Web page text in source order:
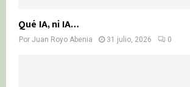
Qué IA, ni IA…
Por Juan Royo Abenia 31 julio, 2026 0